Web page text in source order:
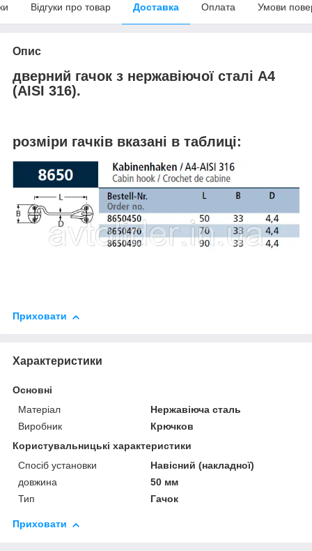
Відгуки про товар Доставка Оплата Умови
Опис
дверний гачок з нержавіючої сталі А4
(AISI 316).
розміри гачків вказані в таблиці:
Приховати
Характеристики
Основні
Матеріал
Нержавіюча сталь
Виробник
Крючков
Користувальницькі характеристики
Спосіб установки
Навісний (накладної)
довжина
50 мм
Тип
Гачок
Приховати